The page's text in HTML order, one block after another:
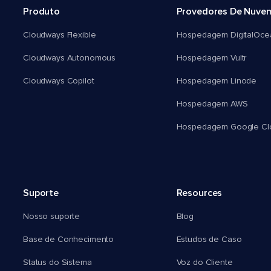
Produto
Cloudways Flexible
Cloudways Autonomous
Cloudways Copilot
Provedores De
Hospedagem
Hospedagem Vultr
Hospedagem Linode
Hospedagem AWS
Hospedagem Google
Suporte
Nosso suporte
Base de Conhecimento
Status do Sistema
Resources
Blog
Estudos de Caso
Voz do Cliente